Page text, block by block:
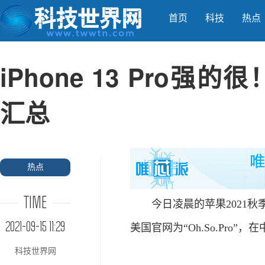
首页 科技 热点
iPhone 13 Pro强的很
汇总
热点
TIME
2021-09-15 11:29
科技世界网
今日凌晨的苹果2021秋季
美国官网为“Oh.So.Pro”，